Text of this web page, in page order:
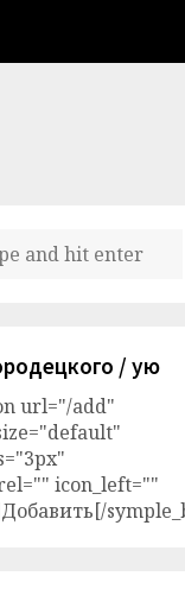
/ ую
url="/add"
icon_left=""